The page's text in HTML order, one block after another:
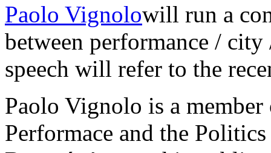
Paolo Vignolowill run a
between performance /
speech will refer to the
Paolo Vignolo is a
Performace and the